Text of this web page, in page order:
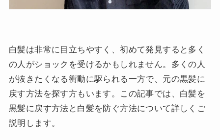
白髪は非常に目立ちやすく、初めて発見すると多く
の人がショックを受けるかもしれません。多くの人
が抜きたくなる衝動に駆られる一方で、元の黒髪に
戻す方法を探す方もいます。この記事では、白髪を
黒髪に戻す方法と白髪を防ぐ方法について詳しくご
説明します。